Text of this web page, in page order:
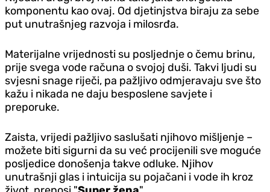
komponentu kao ovaj. Od djetinjstva biraju za sebe
put unutrašnjeg razvoja i milosrđa.
Materijalne vrijednosti su posljednje o čemu brinu,
prije svega vode računa o svojoj duši. Takvi ljudi su
svjesni snage riječi, pa pažljivo odmjeravaju sve što
kažu i nikada ne daju besposlene savjete i
preporuke.
Zaista, vrijedi pažljivo saslušati njihovo mišljenje –
možete biti sigurni da su već procijenili sve moguće
posljedice donošenja takve odluke. Njihov
unutrašnji glas i intuicija su pojačani i vode ih kroz